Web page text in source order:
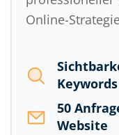
Online-
50
Website